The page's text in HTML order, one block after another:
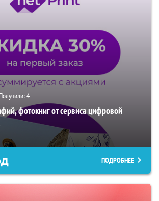
Получили:4
фотокниг от сервиса цифровой
ПОДРОБНЕЕ